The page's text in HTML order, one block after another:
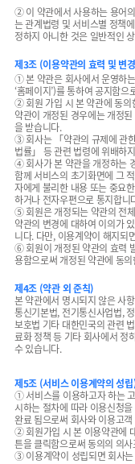
② 이 약관에서 사용하는 용어
는 관계법령 및 서비스별 정책
정하지 아니한 것은 일반적인
제3조 (이용약관의 효력 및 변
① 본 약관은 회사에서 운영하
‘홈페이지’)를 통하여 공지함
② 회원 가입 시 본 약관에 동의
약관이 개정된 경우에는 개정
을 받습니다.
③ 회사는 「약관의 규제에 관
법률」 등 관련 법령에 위배하
④ 회사가 본 약관을 개정하는
함께 서비스의 초기화면에 그
자에게 불리한 내용 또는 중요
하거나 전자우편으로 통지합니
⑤ 회원은 개정되는 약관의 전
약관의 변경에 대하여 이의가
니다. 다만, 이용계약이 해지되
⑥ 회원이 개정된 약관의 효력
용함으로써 개정된 약관에 동
제4조 (약관 외 준칙)
본 약관에서 명시되지 않은 사
통신기본법, 전기통신사업법,
보호법 기타 대한민국의 관련
료화 정책 등 기타 회사에서 정
수 있습니다.
제5조 (서비스 이용계약의 성
① 서비스를 이용하고자 하는
시하는 절차에 따라 이용신청
완료 됨으로써 회사와 이용고
② 회원가입 시 본 이용약관에
튼을 클릭함으로써 동의의 의
③ 이용계약이 성립되면 회사